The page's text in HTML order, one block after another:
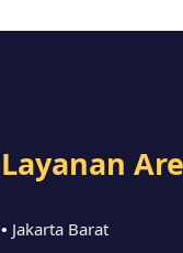
Layanan
• Jakarta Barat